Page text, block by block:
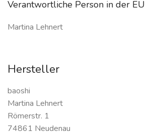
Verantwortliche Person in der EU
Martina Lehnert
Hersteller
baoshi
Martina Lehnert
Römerstr. 1
74861 Neudenau